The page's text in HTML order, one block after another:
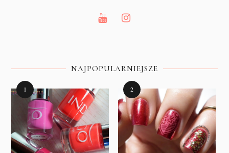
NAJPOPULARNIEJSZE